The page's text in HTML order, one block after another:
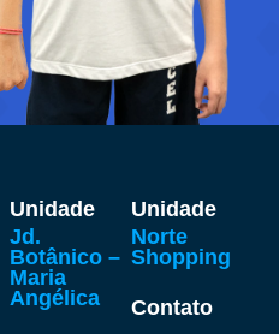
Unidade
Jd.
Botânico –
Maria
Angélica
Unidade
Norte
Shopping
Contato